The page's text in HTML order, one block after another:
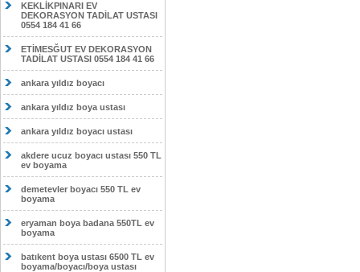
KEKLİKPINARI EV
DEKORASYON TADİLAT USTASI
0554 184 41 66
ETİMESĞUT EV DEKORASYON
TADİLAT USTASI 0554 184 41 66
ankara yıldız boyacı
ankara yıldız boya ustası
ankara yıldız boyacı ustası
akdere ucuz boyacı ustası 550 TL
ev boyama
demetevler boyacı 550 TL ev
boyama
eryaman boya badana 550TL ev
boyama
batıkent boya ustası 6500 TL ev
boyama/boyacı/boya ustası